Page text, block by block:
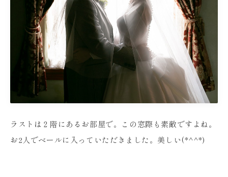
ラストは２階にあるお部屋で。この窓際も素敵ですよね。
お2人でベールに入っていただきました。美しい(*^^*)